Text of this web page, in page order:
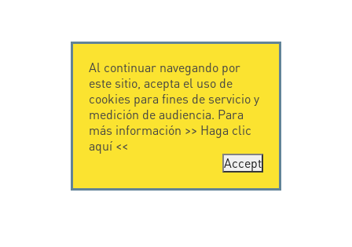
Al continuar navegando por
este sitio, acepta el uso de
cookies para fines de servicio y
medición de audiencia. Para
más información >> Haga clic
aquí<<
Accept